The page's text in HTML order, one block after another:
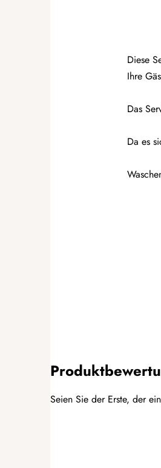
Diese
Ihre
Das
Da es
Seien Sie der Erste, der